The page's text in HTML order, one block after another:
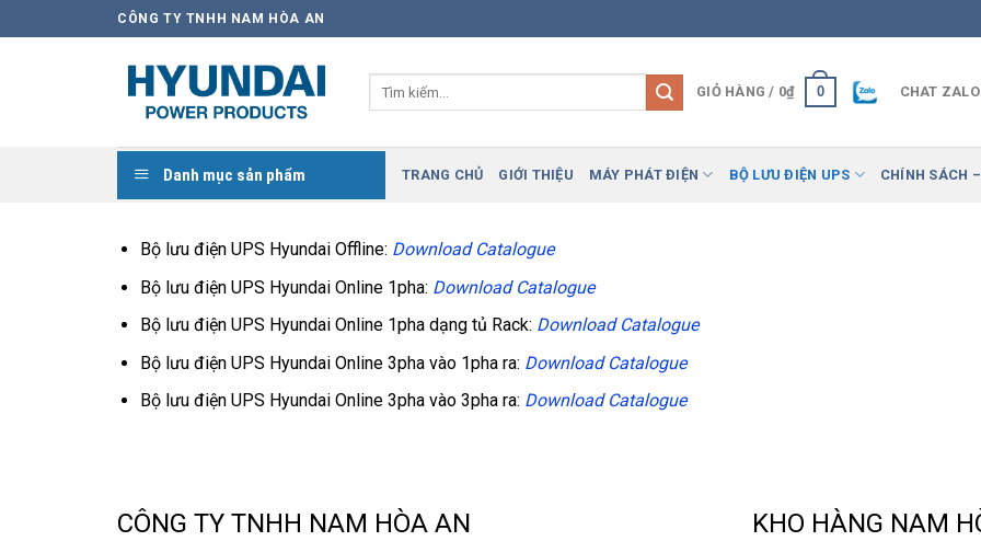
to
CÔNG TY TNHH NAM HÒA AN
GIỎ HÀNG / 0₫ 0 CHAT ZALO
Danh mục sản phẩm TRANG CHỦ GIỚI THIỆU MÁY PHÁT ĐIỆN BỘ LƯU ĐIỆN UPS CHÍNH SÁCH
Bộ lưu điện UPS Hyundai Offline: Download Catalogue
Bộ lưu điện UPS Hyundai Online 1pha: Download Catalogue
Bộ lưu điện UPS Hyundai Online 1pha dạng tủ Rack: Download Catalogue
Bộ lưu điện UPS Hyundai Online 3pha vào 1pha ra: Download Catalogue
Bộ lưu điện UPS Hyundai Online 3pha vào 3pha ra: Download Catalogue
CÔNG TY TNHH NAM HÒA AN KHO HÀNG NAM